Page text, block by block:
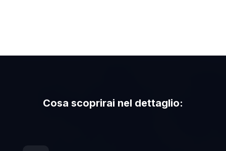
Cosa scoprirai nel dettaglio: